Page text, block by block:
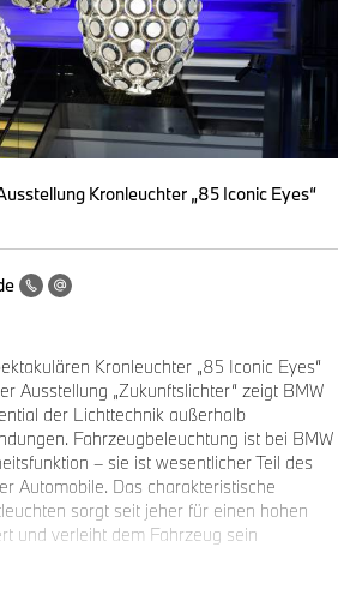
Kronleuchter „85 Iconic Eyes“
Kronleuchter „85 Iconic Eyes“
Ausstellung „Zukunftslichter“ zeigt BMW
der Lichttechnik außerhalb
Fahrzeugbeleuchtung ist bei BMW
– sie ist wesentlicher Teil des
Automobile. Das charakteristische
sorgt seit jeher für einen hohen
und verleiht dem Fahrzeug sein